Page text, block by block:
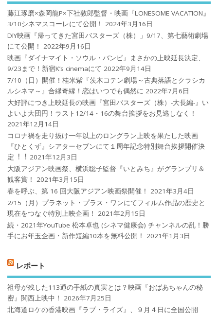
藤江琢磨×森岡龍P×下社敦郎監督・映画『LONESOME VACATION』
3/10シネマスコーレにて公開！
2024年3月16日
DIY映画『帰ってきた宮田バスターズ（株）」9/17、第七藝術劇場
にて公開！
2022年9月16日
映画『ダイナマイト・ソウル・バンビ』まさかの上映延長決定、
9/23まで！新宿K’s cinemaにて 2022年9月14日
7/10（日）開催！桂米紫『茨木コテン劇場～古典落語とクラシカ
ルシネマ～』合縁奇縁！恋はいつでも偶然に 2022年7月6日
大好評につき上映延長の映画『宮田バスターズ（株）-大長編-』い
よいよ大団円！ラスト12/14・16の舞台挨拶をお見逃しなく！
2021年12月14日
コロナ禍を⾛り抜け⼀年以上のロングラン上映を果たした映画
『ひとくず』シアターセブンにて１周年記念特別舞台挨拶開催決
定︕︕ 2021年12月3日
大阪アジアン映画祭、横浜聡子監督『いとみち』がグランプリ＆
観客賞！
2021年3月15日
春を呼ぶ、第 16 回大阪アジアン映画祭開催！
2021年3月4日
2/15（月）プラネット・プラス・ワンにてフィルム作品の歴史と
現在をつなぐ特別上映企画！
2021年2月15日
続・2021年YouTube 松本卓也 (シネマ健康会) チャンネルの乱！勝
手にお年玉企画・新作短編10本を無料公開！
2021年1月3日
レポート
祖母が残した113通の手紙の真実とは？映画『おばあちゃんの秘
密』関西上映中！
2026年7月25日
北海道ロケの香港映画『ラブ・ライズ』、９月４日に全国公開